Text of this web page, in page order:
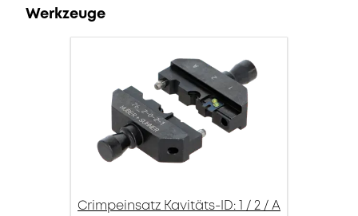
Werkzeuge
Crimpeinsatz Kavitäts-ID: 1 / 2 / A